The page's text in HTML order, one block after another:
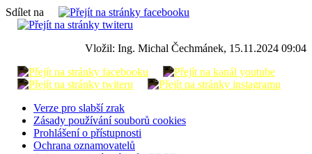
Sdílet na
Vložil: Ing. Michal Čechmánek, 15.11.2024 09:04
Verze pro slabší zrak
Zásady používání souborů cookies
Prohlášení o přístupnosti
Ochrana oznamovatelů